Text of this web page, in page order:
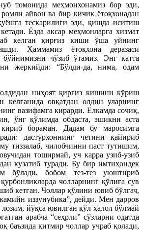
томонида меҳмонхонамиз бор эди,
айвон ва бир кичик ётоқхонадан
тескарилиги эди, қишда иситиш
Ёзда аксар меҳмонларга хизмат
келган қирғиз киши ўша уйнинг
Ҳаммамиз ётоқхона деразаси
бўйнимизни чўзиб ўтамиз. Энг катта
жеркийди: “Бўлди-да, нима, одам
ниҳоят қирғиз кишини кўриш
келганида овқатдан олдин уларнинг
вазифамга кирарди. Елкамда сочиқ,
ўнг қўлимда обдаста, эшикни аста
бораман. Дадам бу маросимга
дастурхоннинг четини қайириб
тиззалаб, чилобчинни паст тутишим,
тоширмай, уч карра узиб-узиб
кузатиб туради. Бу бир имтиҳондек
бўлади, бобом тез-тез уюштириб
чолларнинг қўлига сув
кетган. Чоллар қўлини ювиб бўлгач,
иззунубика”, дейди. Мен дарров
йўқса ювилган қўл ҳалол бўлмай
арабча “сеҳрли” сўзларни одатда
баъзида қитмир чоллар учраб қолади,